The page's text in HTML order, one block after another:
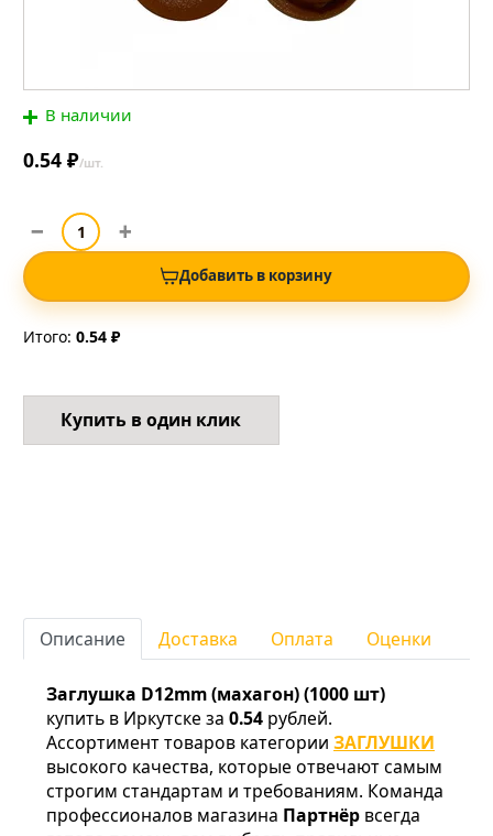
В наличии
0.54 ₽/шт.
Добавить в корзину
Итого: 0.54 ₽
Купить в один клик
Описание Доставка Оплата Оценки
Заглушка D12mm (махагон) (1000 шт)
купить в Иркутске за 0.54 рублей.
Ассортимент товаров категории ЗАГЛУШКИ
высокого качества, которые отвечают самым
строгим стандартам и требованиям. Команда
профессионалов магазина Партнёр всегда